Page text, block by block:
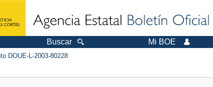
Buscar Mi BOE
DOUE-L-2003-80228